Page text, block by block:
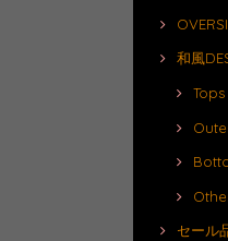
和風
Tops
セール